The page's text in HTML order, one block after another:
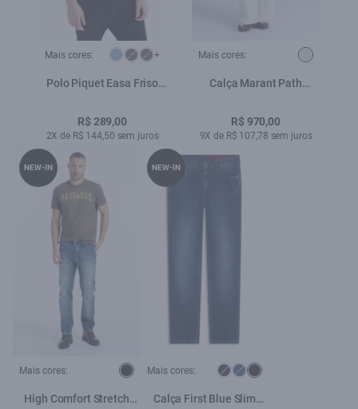
Mais cores: +
Polo Piquet Easa Friso
R$ 289,00
2X de R$ 144,50 sem juros
Mais cores:
Calça Marant Path
R$ 970,00
9X de R$ 107,78 sem juros
Mais cores:
High Comfort Stretch
NEW-IN
Mais cores:
Calça First Blue Slim
NEW-IN